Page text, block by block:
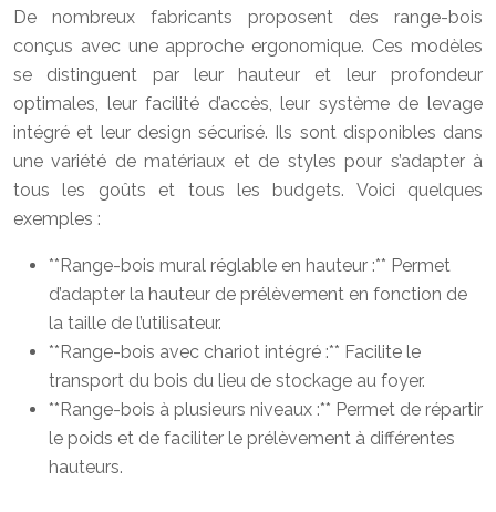
De nombreux fabricants proposent des range-bois
conçus avec une approche ergonomique. Ces modèles
se distinguent par leur hauteur et leur profondeur
optimales, leur facilité d’accès, leur système de levage
intégré et leur design sécurisé. Ils sont disponibles dans
une variété de matériaux et de styles pour s’adapter à
tous les goûts et tous les budgets. Voici quelques
exemples :
**Range-bois mural réglable en hauteur :** Permet
d’adapter la hauteur de prélèvement en fonction de
la taille de l’utilisateur.
**Range-bois avec chariot intégré :** Facilite le
transport du bois du lieu de stockage au foyer.
**Range-bois à plusieurs niveaux :** Permet de répartir
le poids et de faciliter le prélèvement à différentes
hauteurs.